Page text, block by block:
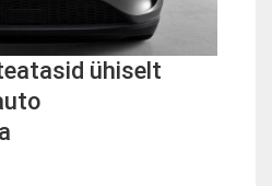
ühiselt